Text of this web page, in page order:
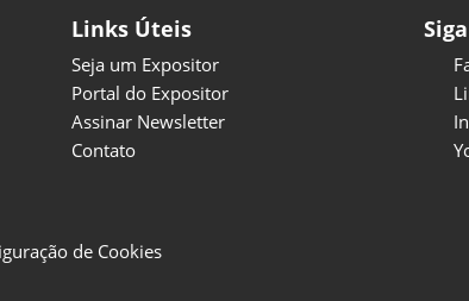
Links Úteis
Seja um Expositor
Portal do Expositor
Assinar Newsletter
Contato
de Cookies